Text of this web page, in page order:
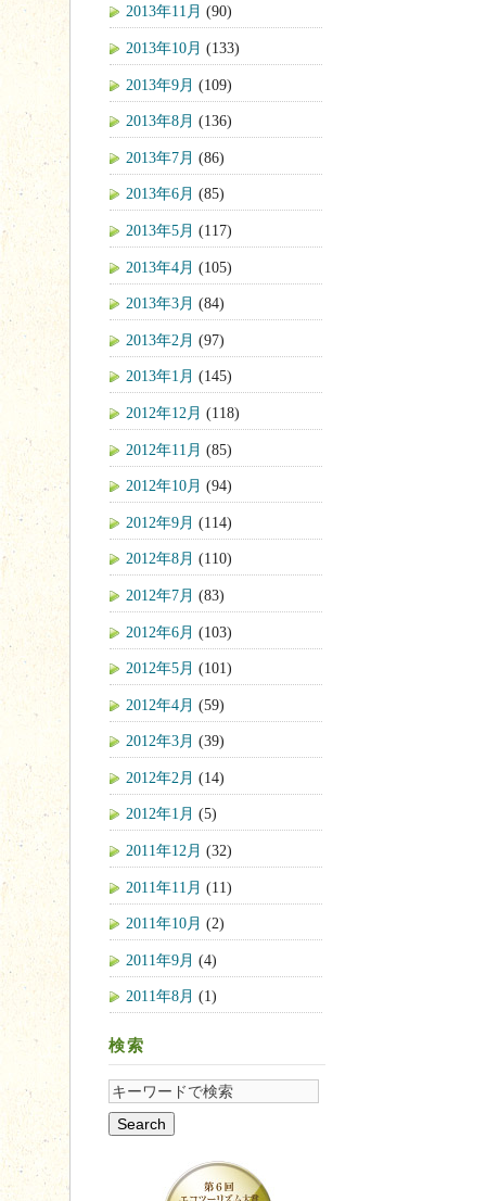
2013年11月 (90)
2013年10月 (133)
2013年9月 (109)
2013年8月 (136)
2013年7月 (86)
2013年6月 (85)
2013年5月 (117)
2013年4月 (105)
2013年3月 (84)
2013年2月 (97)
2013年1月 (145)
2012年12月 (118)
2012年11月 (85)
2012年10月 (94)
2012年9月 (114)
2012年8月 (110)
2012年7月 (83)
2012年6月 (103)
2012年5月 (101)
2012年4月 (59)
2012年3月 (39)
2012年2月 (14)
2012年1月 (5)
2011年12月 (32)
2011年11月 (11)
2011年10月 (2)
2011年9月 (4)
2011年8月 (1)
検索